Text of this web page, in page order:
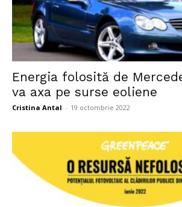
Energia folosită de
va axa pe surse eoliene
Cristina Antal - 19 octombrie 2022